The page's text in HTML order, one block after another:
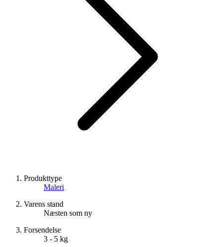
Produkttype
Maleri
Varens stand
Næsten som ny
Forsendelse
3 - 5 kg